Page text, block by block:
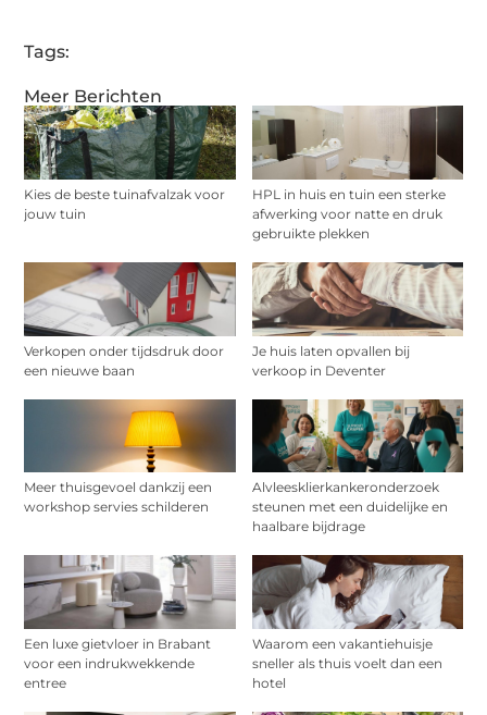
Meer Berichten
Kies de beste tuinafvalzak voor
jouw tuin
HPL in huis en tuin een sterke
afwerking voor natte en druk
gebruikte plekken
Verkopen onder tijdsdruk door
een nieuwe baan
Je huis laten opvallen bij
verkoop in Deventer
Meer thuisgevoel dankzij een
workshop servies schilderen
Alvleesklierkankeronderzoek
steunen met een duidelijke en
haalbare bijdrage
Een luxe gietvloer in Brabant
voor een indrukwekkende
entree
Waarom een vakantiehuisje
sneller als thuis voelt dan een
hotel
Tags: